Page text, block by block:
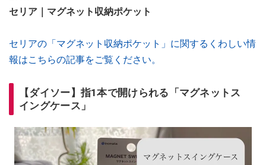
セリア｜マグネット収納ポケット
セリアの「マグネット収納ポケット」に関するくわしい情
報はこちらの記事をご覧ください。
【ダイソー】指1本で開けられる「マグネットス
イングケース」